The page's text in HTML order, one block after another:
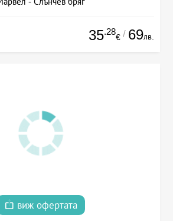
35.28
€ / 69лв.
виж офертата